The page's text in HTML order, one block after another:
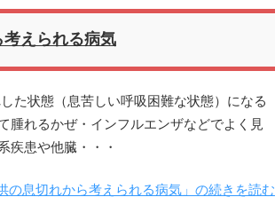
えられる病気
た状態（息苦しい呼吸困難な状態）になる
腫れるかぜ・インフルエンザなどでよく見
疾患や他臓・・・
の息切れから考えられる病気」の続きを読む